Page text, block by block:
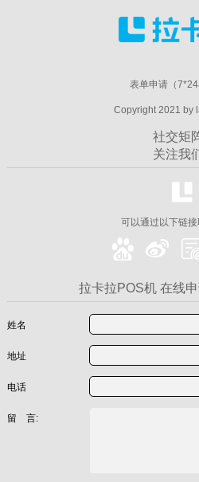
表单申请（7*24
Copyright 2021 by
社交矩
关注我
可以通过以下链
拉卡拉POS机 在线
姓名
地址
电话
留 言: